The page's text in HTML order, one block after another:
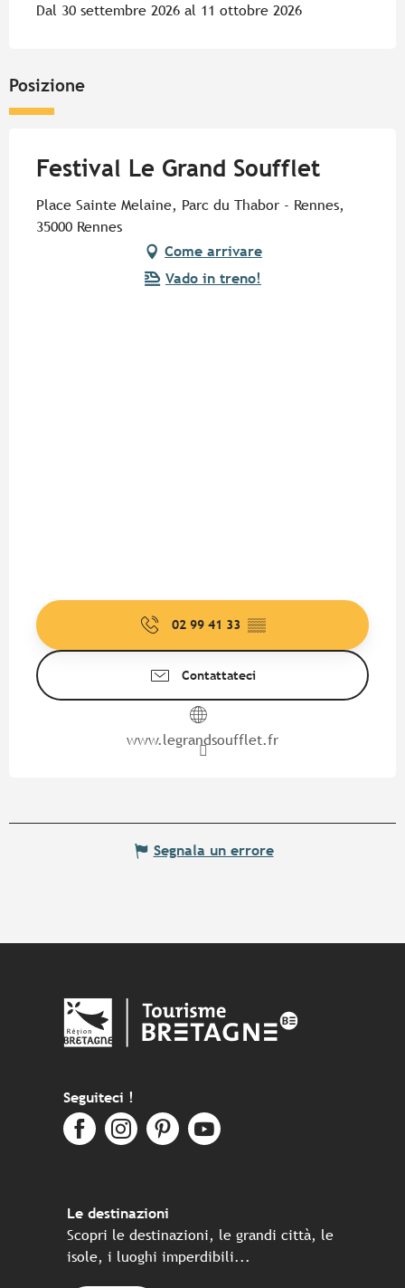
Dal 30 settembre 2026 al 11 ottobre 2026
Posizione
Festival Le Grand Soufflet
Place Sainte Melaine, Parc du Thabor - Rennes,
35000 Rennes
Come arrivare
Vado in treno!
02 99 41 33 ▒▒
Contattateci
www.legrandsoufflet.fr
Segnala un errore
Seguiteci !
Le destinazioni
Scopri le destinazioni, le grandi città, le
isole, i luoghi imperdibili...